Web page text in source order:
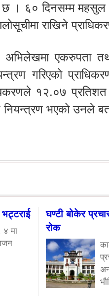
। ६० दिनसम्म महसुल
राखिने
अभिलेखमा एकरुपता
गरिएको
१२.०७ प्रतिशत
नियन्त्रण भएको उनले
४ मा
घण्टी बोकेर
रोक